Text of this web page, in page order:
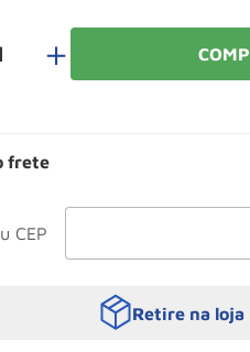
＋
frete
Retire na loja